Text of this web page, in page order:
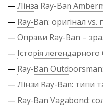
—Лінза Ray-Ban
— Ray-Ban: оригінал vs.
—Оправи Ray-Ban –
— Історія
— Ray-Ban
—Лінзи Ray-Ban: типи
— Ray-Ban Vagabond: